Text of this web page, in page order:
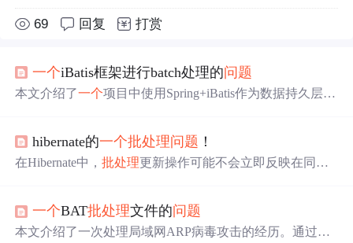
69 回复 打赏
一个iBatis框架进行batch处理的问题
本文介绍了一个项目中使用Spring+iBatis作为数据持久层框
处理的效率。
hibernate的一个批处理问题 ！
在Hibernate中，批处理更新操作可能不会立即反映在同 一
并清空缓存，避免影响后续查询。
一个BAT批处理文件的问题
本文介绍了一次处理局域网ARP病毒攻击的经历。通过编